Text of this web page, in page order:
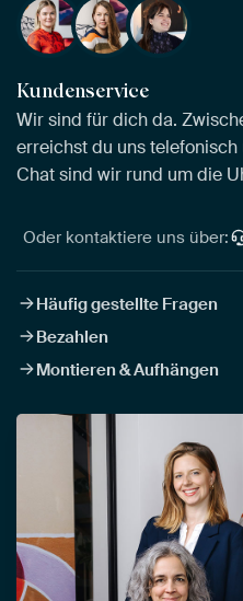
Kundenservice
Wir sind für dich da.
erreichst du uns
Chat sind wir rund um die
Oder kontaktiere uns über:
Häufig gestellte Fragen
Bezahlen
Montieren & Aufhängen